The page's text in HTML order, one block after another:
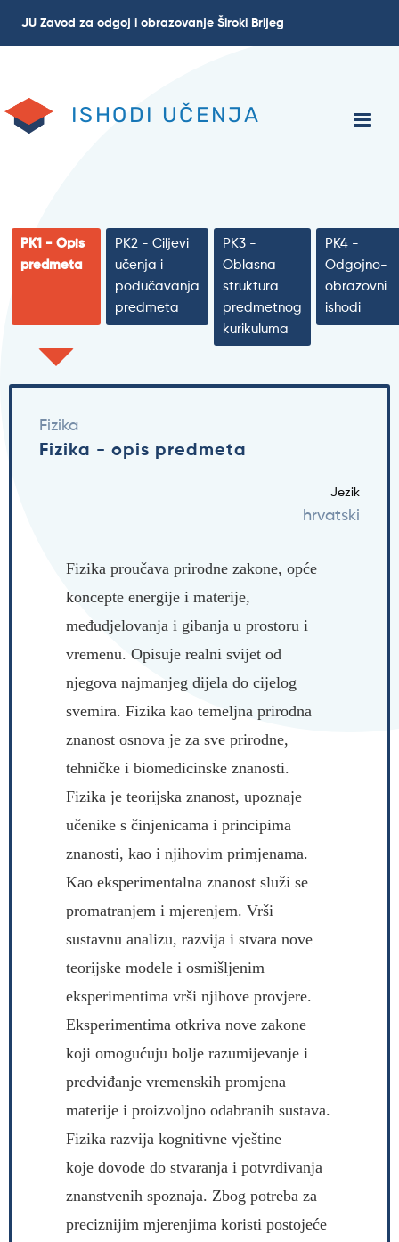
JU Zavod za odgoj i obrazovanje Široki Brijeg
ISHODI UČENJA
PK1 - Opis
predmeta
PK2 - Ciljevi
učenja i
podučavanja
predmeta
PK3 -
Oblasna
struktura
predmetnog
kurikuluma
PK4 -
Odgojno-
obrazovni
ishodi
Fizika
Fizika - opis predmeta
Jezik
hrvatski
Fizika proučava prirodne zakone, opće
koncepte energije i materije,
međudjelovanja i gibanja u prostoru i
vremenu. Opisuje realni svijet od
njegova najmanjeg dijela do cijelog
svemira. Fizika kao temeljna prirodna
znanost osnova je za sve prirodne,
tehničke i biomedicinske znanosti.
Fizika je teorijska znanost, upoznaje
učenike s činjenicama i principima
znanosti, kao i njihovim primjenama.
Kao eksperimentalna znanost služi se
promatranjem i mjerenjem. Vrši
sustavnu analizu, razvija i stvara nove
teorijske modele i osmišljenim
eksperimentima vrši njihove provjere.
Eksperimentima otkriva nove zakone
koji omogućuju bolje razumijevanje i
predviđanje vremenskih promjena
materije i proizvoljno odabranih sustava.
Fizika razvija kognitivne vještine
koje dovode do stvaranja i potvrđivanja
znanstvenih spoznaja. Zbog potreba za
preciznijim mjerenjima koristi postojeće